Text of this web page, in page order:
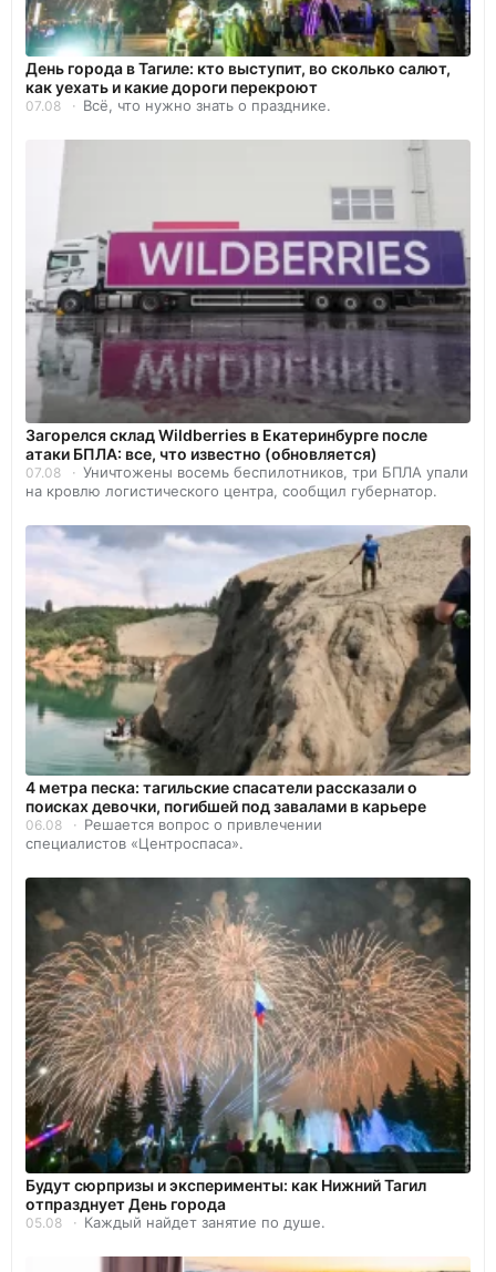
День города в Тагиле: кто выступит, во сколько салют,
как уехать и какие дороги перекроют
07.08 Всё, что нужно знать о празднике.
Загорелся склад Wildberries в Екатеринбурге после
атаки БПЛА: все, что известно (обновляется)
07.08
Уничтожены восемь беспилотников, три БПЛА упали
на кровлю логистического центра, сообщил губернатор.
4 метра песка: тагильские спасатели рассказали о
поисках девочки, погибшей под завалами в карьере
06.08
Решается вопрос о привлечении
специалистов «Центроспаса».
Будут сюрпризы и эксперименты: как Нижний Тагил
отпразднует День города
05.08 Каждый найдет занятие по душе.